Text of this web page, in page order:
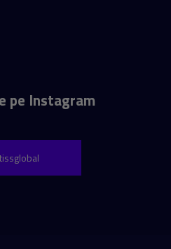
pe Instagram